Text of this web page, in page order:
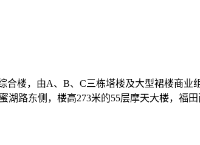
楼，由A、B、C三栋塔楼及大型裙楼商
路东侧，楼高273米的55层摩天大楼，福